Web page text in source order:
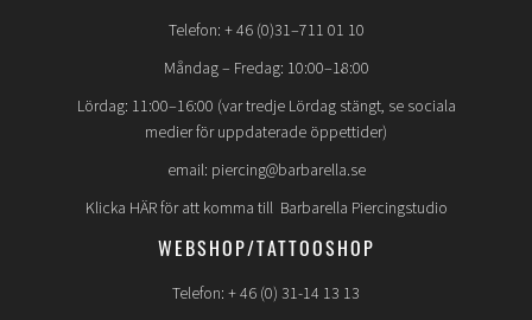
Telefon: + 46 (0)31–711 01 10
Måndag – Fredag: 10:00–18:00
Lördag: 11:00–16:00 (var tredje Lördag stängt, se sociala
medier för uppdaterade öppettider)
email: piercing@barbarella.se
Klicka HÄR för att komma till Barbarella Piercingstudio
WEBSHOP/TATTOOSHOP
Telefon: + 46 (0) 31-14 13 13